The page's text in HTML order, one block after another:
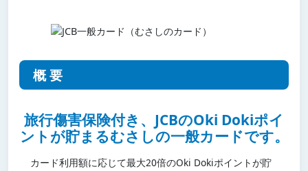
概要
旅行傷害保険付き、JCBのOki Dokiポイ
ントが貯まるむさしの一般カードです。
カード利用額に応じて最大20倍のOki Dokiポイントが貯